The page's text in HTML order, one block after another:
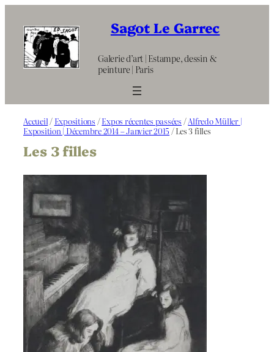
contenu
Sagot Le Garrec
Galerie d’art | Estampe, dessin &
peinture | Paris
Accueil / Expositions /Expos récentes passées /Alfredo Müller |
Exposition | Décembre 2014 – Janvier 2015 / Les 3 filles
Les 3 filles